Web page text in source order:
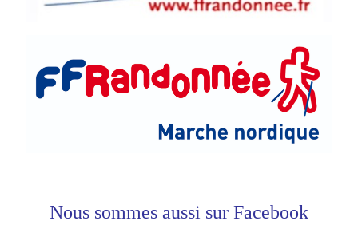
Nous sommes aussi sur Facebook